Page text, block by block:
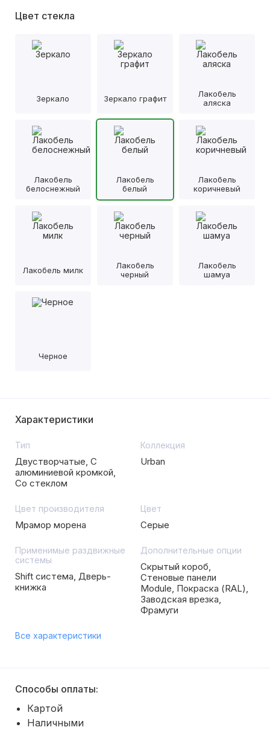
Цвет стекла
Зеркало Зеркало графит
Лакобель
аляска
Лакобель
белоснежный
Лакобель
белый
Лакобель
коричневый
Лакобель милк
Лакобель
черный
Лакобель
шамуа
Черное
Характеристики
Тип
Двустворчатые, С
алюминиевой кромкой,
Со стеклом
Коллекция
Urban
Цвет производителя
Мрамор морена
Цвет
Серые
Применимые раздвижные
системы
Shift система, Дверь-
книжка
Дополнительные опции
Скрытый короб,
Стеновые панели
Module, Покраска (RAL),
Заводская врезка,
Фрамуги
Все характеристики
Способы оплаты:
Картой
Наличными